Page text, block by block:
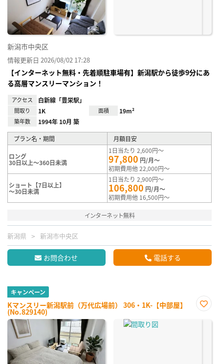
新潟市中央区
情報更新日 2026/08/02 17:28
【インターネット無料・先着順駐車場有】新潟駅から徒歩9分にあ
る高層マンスリーマンション！
アクセス 白新線「豊栄駅」
間取り 1K 面積 19m²
築年数 1994年 10月 築
プラン名・期間 月額目安
ロング
30日以上～360日未満
1日当たり 2,600円～
97,800 円/月～
初期費用他 22,000円～
ショート【7日以上】
～30日未満
1日当たり 2,900円～
106,800 円/月～
初期費用他 16,500円～
インターネット無料
新潟県 新潟市中央区
お問合わせ 電話する
キャンペーン
Kマンスリー新潟駅前（万代広場前） 306・1K-【中部屋】
(No.829140)
に入